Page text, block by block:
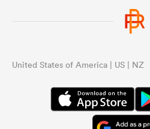
United States of America | US | NZ